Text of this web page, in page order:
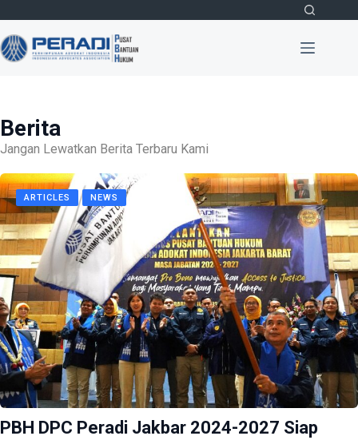
to
content
Berita
Jangan Lewatkan Berita Terbaru Kami
ARTICLES NEWS
PBH DPC Peradi Jakbar 2024-2027 Siap